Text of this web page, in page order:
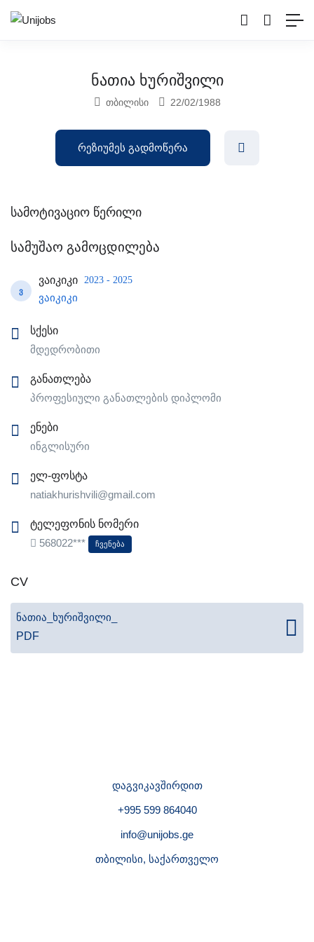
ნათია ხურიშვილი
თბილისი 22/02/1988
რეზიუმეს გადმოწერა
სამოტივაციო წერილი
სამუშაო გამოცდილება
Ვ
ვაიკიკი 2023 - 2025
ვაიკიკი
სქესი
მდედრობითი
განათლება
პროფესიული განათლების დიპლომი
ენები
ინგლისური
ელ-ფოსტა
natiakhurishvili@gmail.com
ტელეფონის ნომერი
568022***
Ჩვენება
CV
ნათია_ხურიშვილი_
PDF
დაგვიკავშირდით
+995 599 864040
info@unijobs.ge
თბილისი, საქართველო